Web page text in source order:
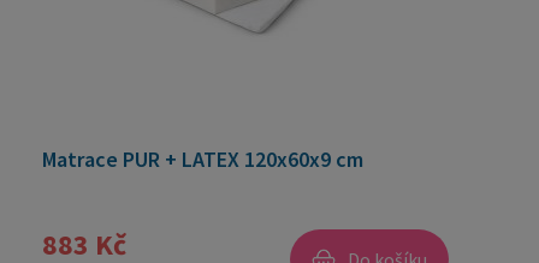
Matrace PUR + LATEX 120x60x9 cm
883 Kč